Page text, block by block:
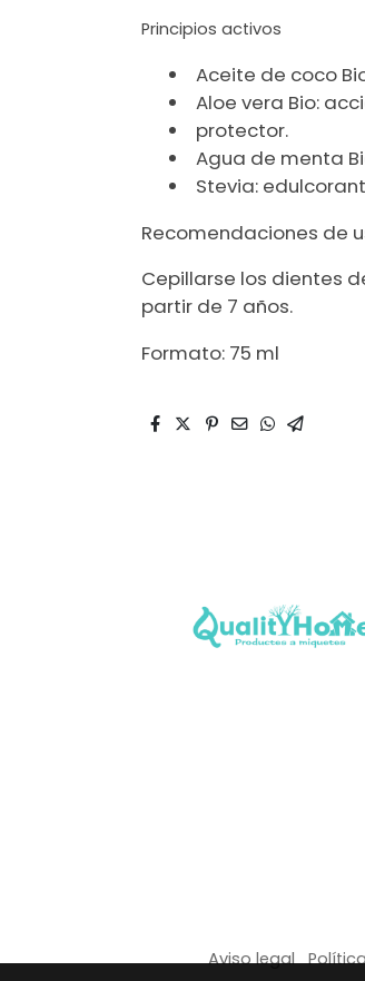
Principios activos
Aceite de coco
Aloe vera Bio:
protector.
Agua de menta
Stevia:
Recomendaciones de
Cepillarse los dientes
partir de 7 años.
Formato: 75 ml
Aviso legal